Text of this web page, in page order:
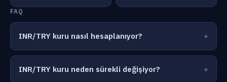
FAQ
INR/TRY kuru nasıl hesaplanıyor?
INR/TRY kuru neden sürekli değişiyor?